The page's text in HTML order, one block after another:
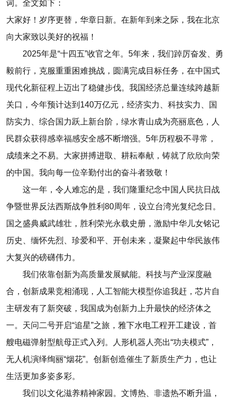
词。全文如下：
大家好！岁序更替，华章日新。在新年到来之际，我在北京
向大家致以美好的祝福！
2025年是“十四五”收官之年。5年来，我们踔厉奋发、勇
毅前行，克服重重困难挑战，圆满完成目标任务，在中国式
现代化新征程上迈出了稳健步伐。我国经济总量连续跨越新
关口，今年预计达到140万亿元，经济实力、科技实力、国
防实力、综合国力跃上新台阶，绿水青山成为亮丽底色，人
民群众获得感幸福感安全感不断增强。5年历程极不寻常，
成绩来之不易。大家拼搏进取、耕耘奉献，铸就了欣欣向荣
的中国。我向每一位辛勤付出的奋斗者致敬！
这一年，令人难忘的是，我们隆重纪念中国人民抗日战
争暨世界反法西斯战争胜利80周年，设立台湾光复纪念日。
国之盛典威武雄壮，胜利荣光永载史册，激励中华儿女铭记
历史、缅怀先烈、珍爱和平、开创未来，凝聚起中华民族伟
大复兴的磅礴伟力。
我们依靠创新为高质量发展赋能。科技与产业深度融
合，创新成果竞相涌现，人工智能大模型你追我赶，芯片自
主研发有了新突破，我国成为创新力上升最快的经济体之
一。天问二号开启“追星”之旅，雅下水电工程开工建设，首
艘电磁弹射型航母正式入列。人形机器人亮出“功夫模式”，
无人机演绎绚丽“烟花”。创新创造催生了新质生产力，也让
生活更加多姿多彩。
我们以文化滋养精神家园。文博热、非遗热不断升温，